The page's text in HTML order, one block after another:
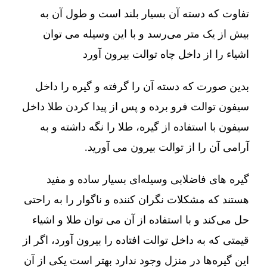
تفاوت که دسته آن بسیار بلند است و طول آن به
بیش از یک متر می‌رسد و با این وسیله می توان
اشیاء را از داخل چاه توالت بیرون آورد
بدین صورت که دسته آن را گرفته و گیره را داخل
سیفون توالت فرو برده و پس از پیدا کردن طلا داخل
سیفون با استفاده از گیره، طلا را نگه داشته و به
آرامی آن را از توالت بیرون می آورید.
گیره های فاضلابی وسیله‌ای بسیار ساده و مفید
هستند که مشکلات نگران کننده و ناگوار را به راحتی
حل می‌کند و با استفاده از آن می توان طلا و اشیاء
قیمتی که به داخل توالت افتاده را بیرون آورد، اگر از
این گیره‌ها در منزل وجود ندارد بهتر است یکی از آن